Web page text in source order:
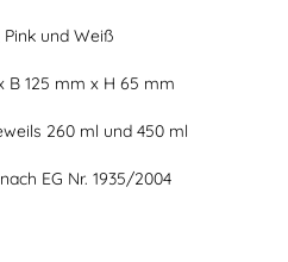
und Weiß
B 125 mm x H 65 mm
260 ml und 450 ml
EG Nr. 1935/2004